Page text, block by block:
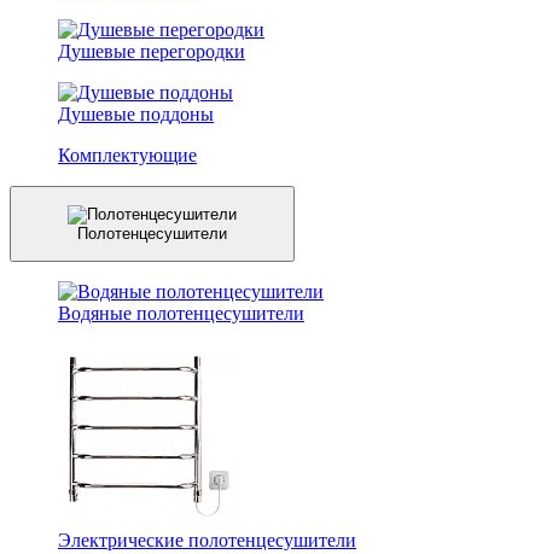
Душевые перегородки
Душевые поддоны
Комплектующие
Полотенцесушители
Водяные полотенцесушители
Электрические полотенцесушители